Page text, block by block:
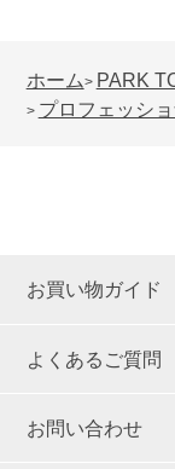
ホーム> PARK
> プロフェッシ
お買い物ガイド
よくあるご質問
お問い合わせ